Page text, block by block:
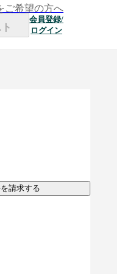
ご希望の方へ
会員登録/
ログイン
請求する